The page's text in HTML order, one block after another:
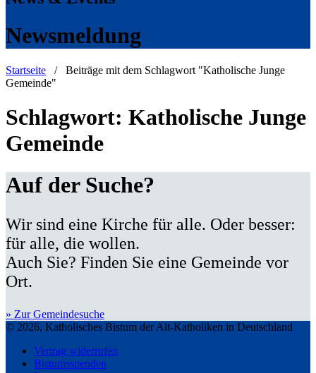
Newsmeldung
Startseite / Beiträge mit dem Schlagwort "Katholische Junge
Gemeinde"
Schlagwort: Katholische Junge
Gemeinde
Auf der Suche?
Wir sind eine Kirche für alle. Oder besser:
für alle, die wollen.
Auch Sie? Finden Sie eine Gemeinde vor
Ort.
» Zur Gemeindesuche
© 2026, Katholisches Bistum der Alt-Katholiken in Deutschland
Vertrag widerrufen
Bistumsspenden